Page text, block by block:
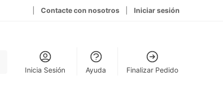
Contacte con nosotros Iniciar sesión
Inicia Sesión Ayuda Finalizar Pedido